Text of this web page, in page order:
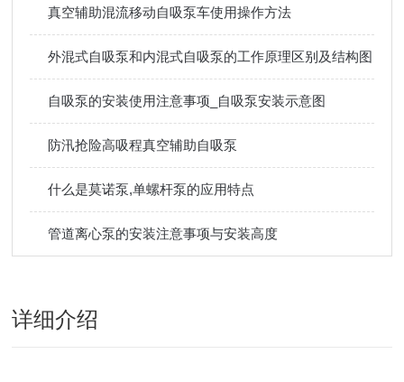
真空辅助混流移动自吸泵车使用操作方法
外混式自吸泵和内混式自吸泵的工作原理区别及结构图
自吸泵的安装使用注意事项_自吸泵安装示意图
防汛抢险高吸程真空辅助自吸泵
什么是莫诺泵,单螺杆泵的应用特点
管道离心泵的安装注意事项与安装高度
详细介绍